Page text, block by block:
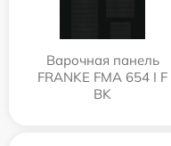
Варочная панель
FRANKE FMA 654 I F
BK